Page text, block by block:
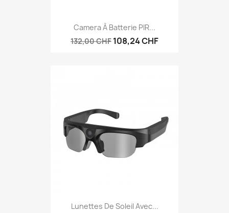
Camera À Batterie PIR...
132,00 CHF 108,24 CHF
Lunettes De Soleil Avec...